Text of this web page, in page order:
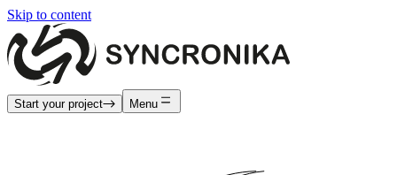
Skip to content
Start your project Menu